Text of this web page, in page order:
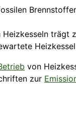
Heizkesseln trägt
von
zur